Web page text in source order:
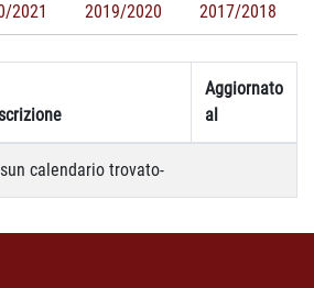
2021 2019/2020 2017/2018
Aggiornato
al
calendario trovato-